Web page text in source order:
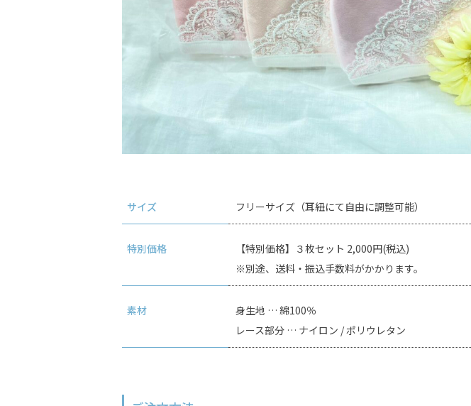
サイズ フリーサイズ（耳紐にて自由に調整可能）
特別価格
【特別価格】３枚セット 2,000円(税込)
※別途、送料・振込手数料がかかります。
素材
身生地 … 綿100％
レース部分 … ナイロン / ポリウレタン